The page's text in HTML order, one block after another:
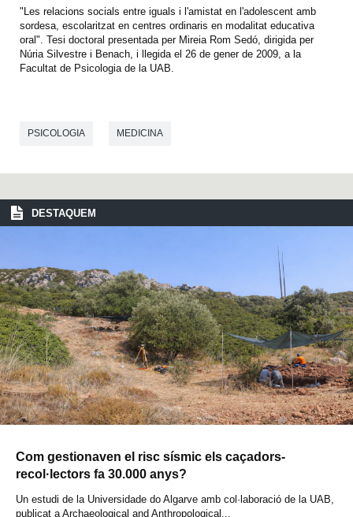
"Les relacions socials entre iguals i l'amistat en l'adolescent amb
sordesa, escolaritzat en centres ordinaris en modalitat educativa
oral". Tesi doctoral presentada per Mireia Rom Sedó, dirigida per
Núria Silvestre i Benach, i llegida el 26 de gener de 2009, a la
Facultat de Psicologia de la UAB.
PSICOLOGIA MEDICINA
DESTAQUEM
Com gestionaven el risc sísmic els caçadors-
recol·lectors fa 30.000 anys?
Un estudi de la Universidade do Algarve amb col·laboració de la UAB,
publicat a Archaeological and Anthropological...